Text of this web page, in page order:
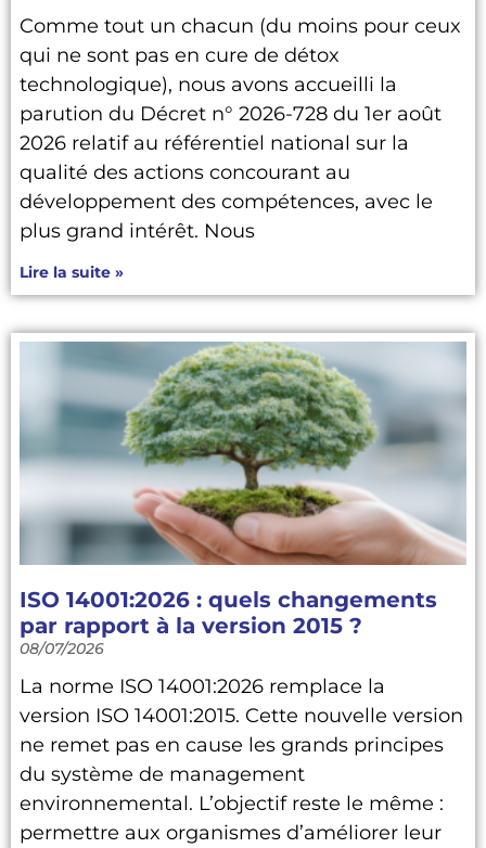
Comme tout un chacun (du moins pour ceux
qui ne sont pas en cure de détox
technologique), nous avons accueilli la
parution du Décret n° 2026-728 du 1er août
2026 relatif au référentiel national sur la
qualité des actions concourant au
développement des compétences, avec le
plus grand intérêt. Nous
Lire la suite »
ISO 14001:2026 : quels changements
par rapport à la version 2015 ?
08/07/2026
La norme ISO 14001:2026 remplace la
version ISO 14001:2015. Cette nouvelle version
ne remet pas en cause les grands principes
du système de management
environnemental. L’objectif reste le même :
permettre aux organismes d’améliorer leur